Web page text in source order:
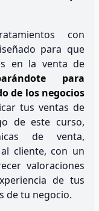
con
para que
en la venta de
para
de los negocios
tus ventas de
de este curso,
de venta,
cliente, con un
valoraciones
de tus
de tu negocio.